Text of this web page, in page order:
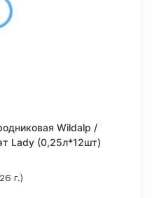
Wildalp /
Lady (0,25л*12шт)
г.)